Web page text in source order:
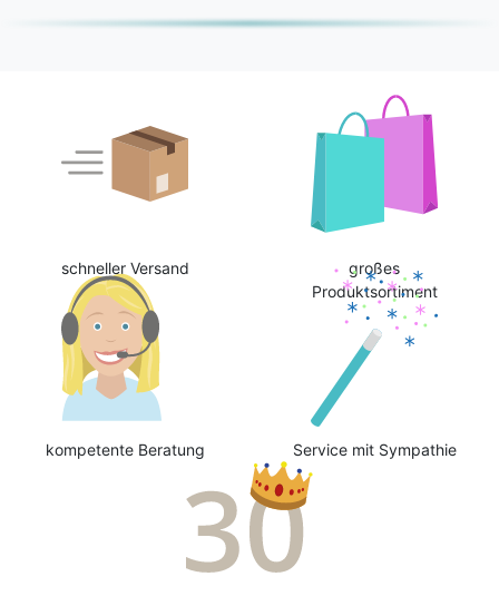
schneller Versand
großes
Produktsortiment
kompetente Beratung Service mit Sympathie